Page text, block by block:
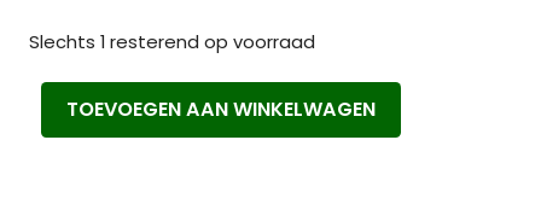
Slechts 1 resterend op voorraad
Ayluna
Vaste
TOEVOEGEN AAN WINKELWAGEN